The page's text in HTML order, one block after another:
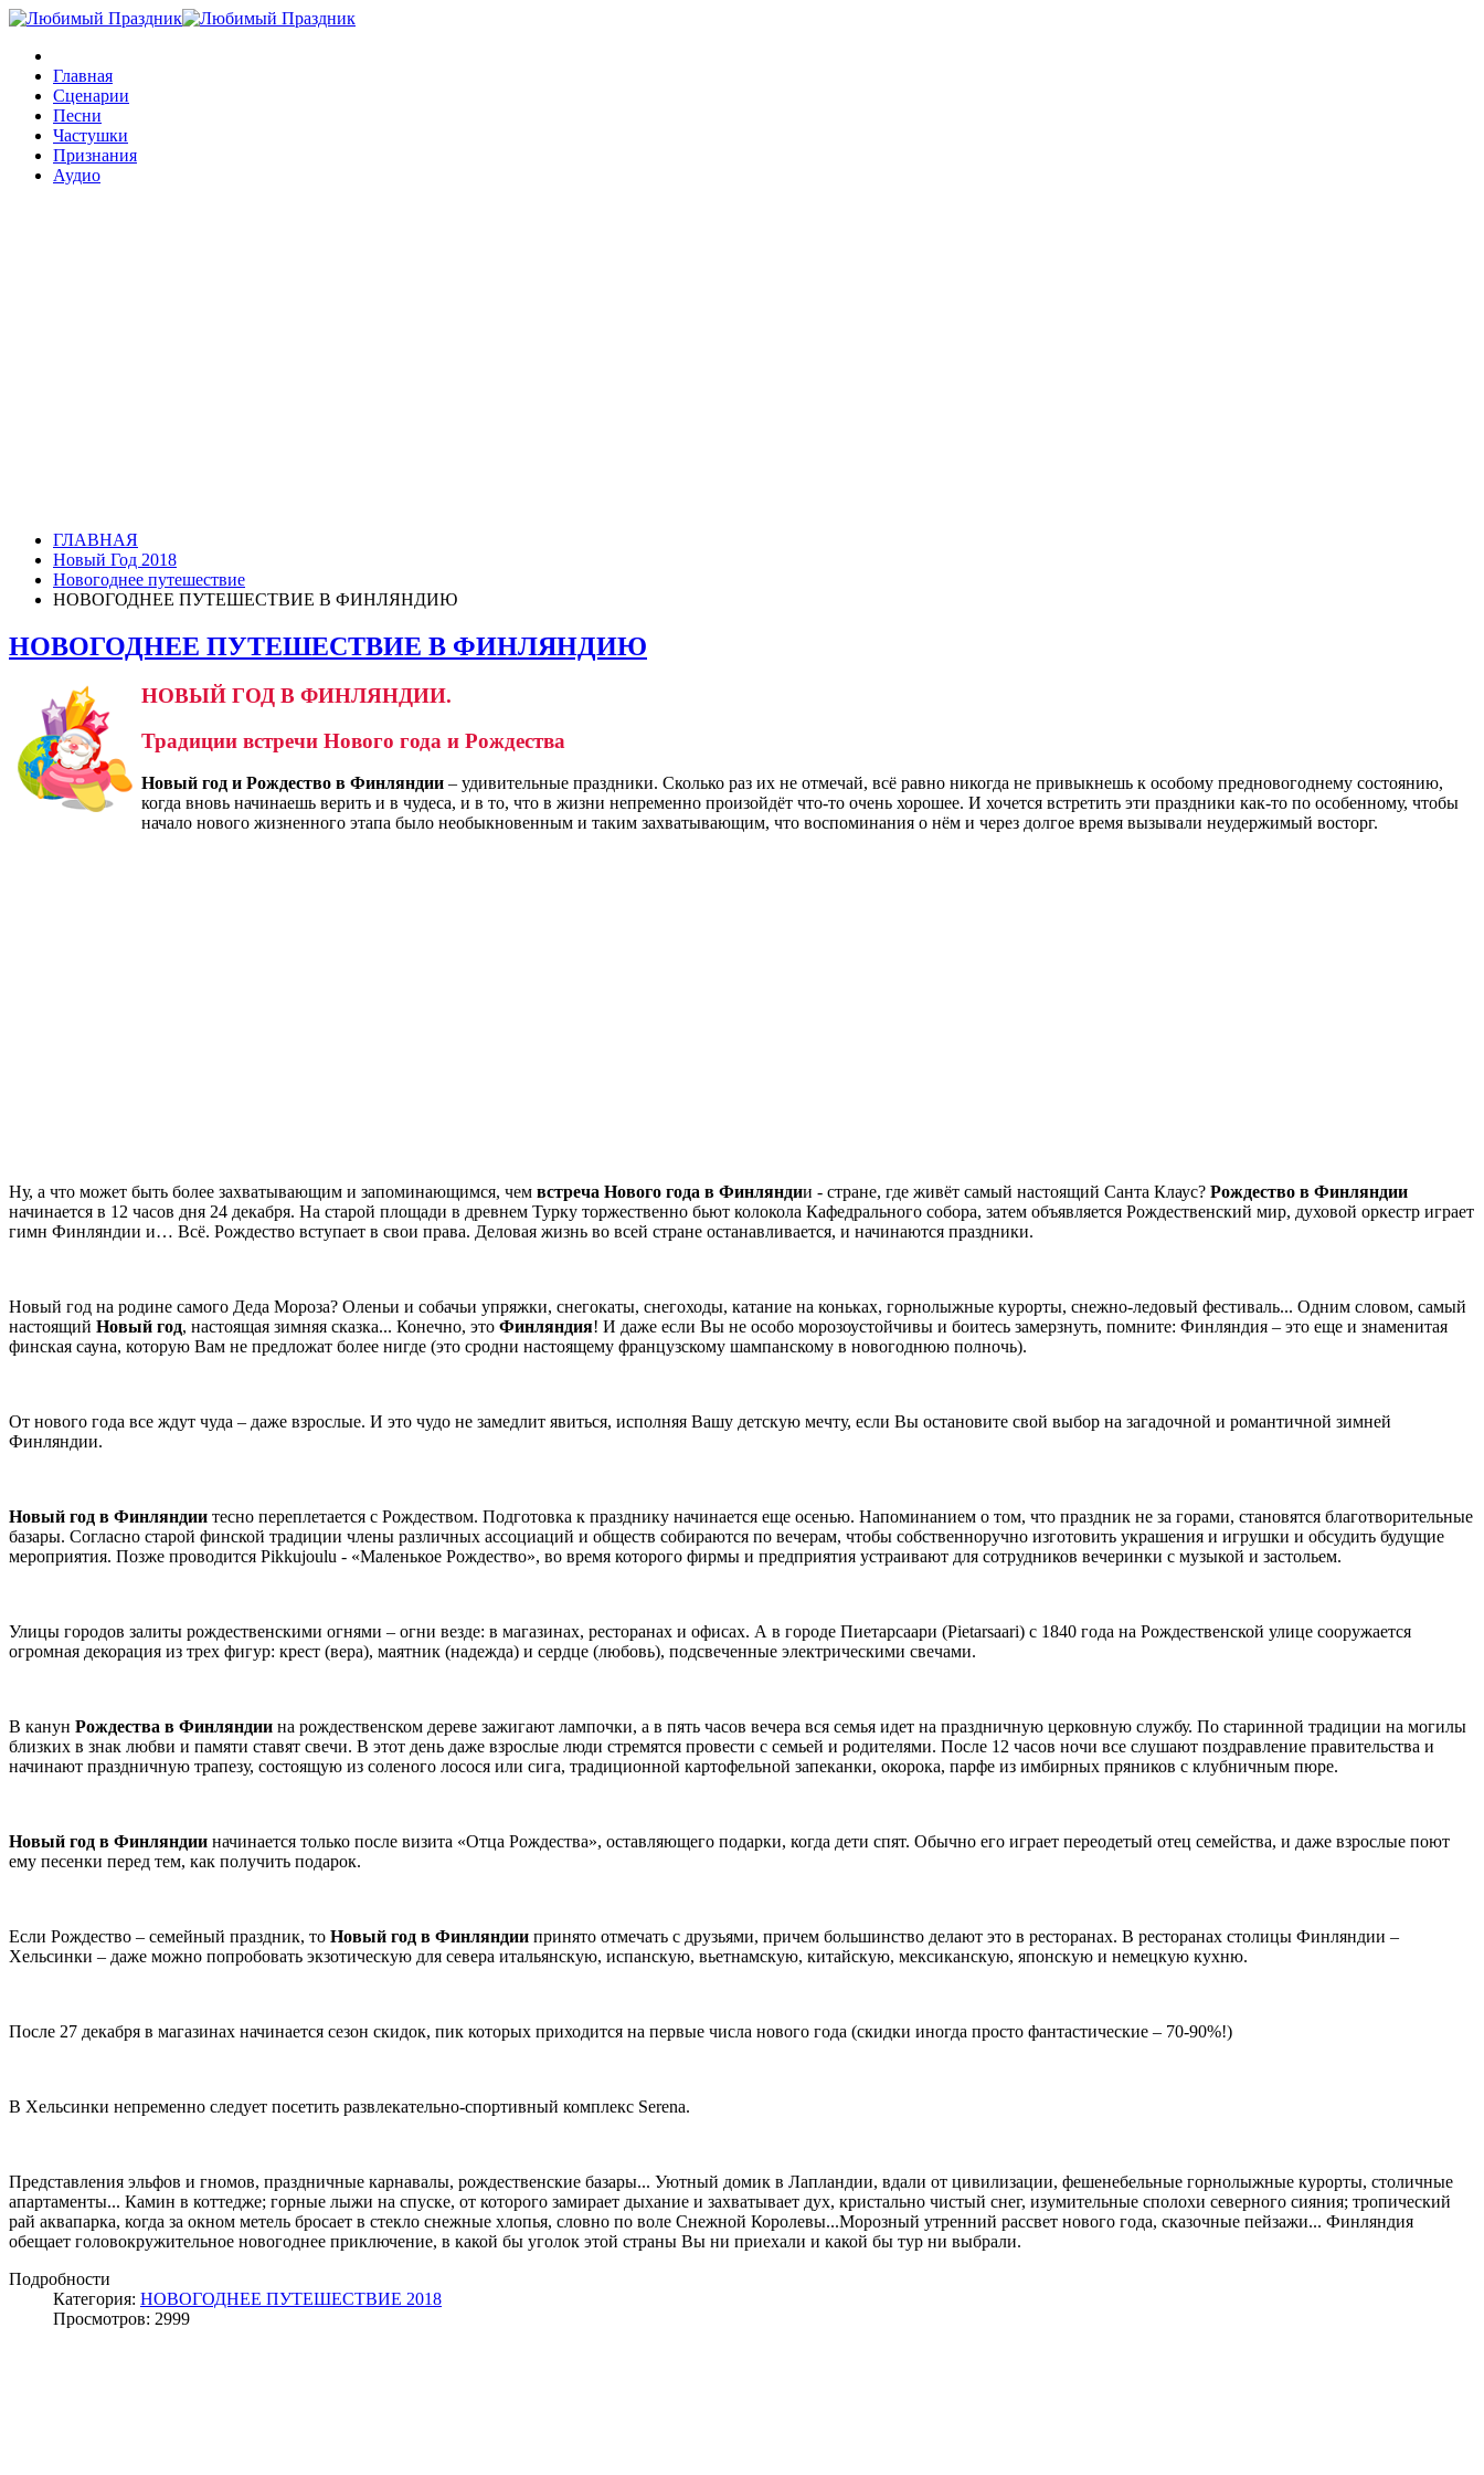
Главная
Сценарии
Песни
Частушки
Признания
Аудио
ГЛАВНАЯ
Новый Год 2018
Новогоднее путешествие
НОВОГОДНЕЕ ПУТЕШЕСТВИЕ В ФИНЛЯНДИЮ
НОВОГОДНЕЕ ПУТЕШЕСТВИЕ В ФИНЛЯНДИЮ
НОВЫЙ ГОД В ФИНЛЯНДИИ.
Традиции встречи Нового года и Рождества
Новый год и Рождество в Финляндии – удивительные праздники. Сколько раз их не отмечай, всё равно никогда не привыкнешь к особому предновогоднему состоянию,
когда вновь начинаешь верить и в чудеса, и в то, что в жизни непременно произойдёт что-то очень хорошее. И хочется встретить эти праздники как-то по особенному, чтобы
начало нового жизненного этапа было необыкновенным и таким захватывающим, что воспоминания о нём и через долгое время вызывали неудержимый восторг.
Ну, а что может быть более захватывающим и запоминающимся, чем встреча Нового года в Финляндии - стране, где живёт самый настоящий Санта Клаус? Рождество в Финляндии
начинается в 12 часов дня 24 декабря. На старой площади в древнем Турку торжественно бьют колокола Кафедрального собора, затем объявляется Рождественский мир, духовой оркестр играет
гимн Финляндии и… Всё. Рождество вступает в свои права. Деловая жизнь во всей стране останавливается, и начинаются праздники.
Новый год на родине самого Деда Мороза? Оленьи и собачьи упряжки, снегокаты, снегоходы, катание на коньках, горнолыжные курорты, снежно-ледовый фестиваль... Одним словом, самый
настоящий Новый год, настоящая зимняя сказка... Конечно, это Финляндия! И даже если Вы не особо морозоустойчивы и боитесь замерзнуть, помните: Финляндия – это еще и знаменитая
финская сауна, которую Вам не предложат более нигде (это сродни настоящему французскому шампанскому в новогоднюю полночь).
От нового года все ждут чуда – даже взрослые. И это чудо не замедлит явиться, исполняя Вашу детскую мечту, если Вы остановите свой выбор на загадочной и романтичной зимней
Финляндии.
Новый год в Финляндии тесно переплетается с Рождеством. Подготовка к празднику начинается еще осенью. Напоминанием о том, что праздник не за горами, становятся благотворительные
базары. Согласно старой финской традиции члены различных ассоциаций и обществ собираются по вечерам, чтобы собственноручно изготовить украшения и игрушки и обсудить будущие
мероприятия. Позже проводится Pikkujoulu - «Маленькое Рождество», во время которого фирмы и предприятия устраивают для сотрудников вечеринки с музыкой и застольем.
Улицы городов залиты рождественскими огнями – огни везде: в магазинах, ресторанах и офисах. А в городе Пиетарсаари (Pietarsaari) с 1840 года на Рождественской улице сооружается
огромная декорация из трех фигур: крест (вера), маятник (надежда) и сердце (любовь), подсвеченные электрическими свечами.
В канун Рождества в Финляндии на рождественском дереве зажигают лампочки, а в пять часов вечера вся семья идет на праздничную церковную службу. По старинной традиции на могилы
близких в знак любви и памяти ставят свечи. В этот день даже взрослые люди стремятся провести с семьей и родителями. После 12 часов ночи все слушают поздравление правительства и
начинают праздничную трапезу, состоящую из соленого лосося или сига, традиционной картофельной запеканки, окорока, парфе из имбирных пряников с клубничным пюре.
Новый год в Финляндии начинается только после визита «Отца Рождества», оставляющего подарки, когда дети спят. Обычно его играет переодетый отец семейства, и даже взрослые поют
ему песенки перед тем, как получить подарок.
Если Рождество – семейный праздник, то Новый год в Финляндии принято отмечать с друзьями, причем большинство делают это в ресторанах. В ресторанах столицы Финляндии –
Хельсинки – даже можно попробовать экзотическую для севера итальянскую, испанскую, вьетнамскую, китайскую, мексиканскую, японскую и немецкую кухню.
После 27 декабря в магазинах начинается сезон скидок, пик которых приходится на первые числа нового года (скидки иногда просто фантастические – 70-90%!)
В Хельсинки непременно следует посетить развлекательно-спортивный комплекс Serena.
Представления эльфов и гномов, праздничные карнавалы, рождественские базары... Уютный домик в Лапландии, вдали от цивилизации, фешенебельные горнолыжные курорты, столичные
апартаменты... Камин в коттедже; горные лыжи на спуске, от которого замирает дыхание и захватывает дух, кристально чистый снег, изумительные сполохи северного сияния; тропический
рай аквапарка, когда за окном метель бросает в стекло снежные хлопья, словно по воле Снежной Королевы...Морозный утренний рассвет нового года, сказочные пейзажи... Финляндия
обещает головокружительное новогоднее приключение, в какой бы уголок этой страны Вы ни приехали и какой бы тур ни выбрали.
Подробности
Категория: НОВОГОДНЕЕ ПУТЕШЕСТВИЕ 2018
Просмотров: 2999